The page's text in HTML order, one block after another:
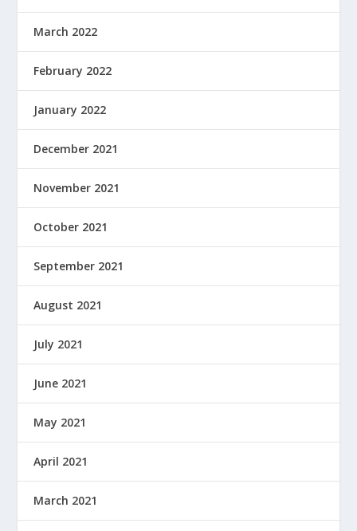
March 2022
February 2022
January 2022
December 2021
November 2021
October 2021
September 2021
August 2021
July 2021
June 2021
May 2021
April 2021
March 2021